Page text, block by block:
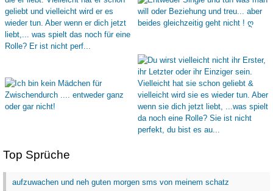
Top Sprüche
aufzuwachen und neh guten morgen sms von meinem schatz